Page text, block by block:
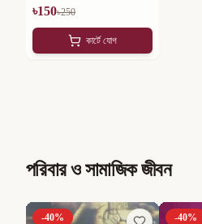
৳150৳250
কার্টে যোগ
পরিবার ও সামাজিক জীবন
-40% -40%